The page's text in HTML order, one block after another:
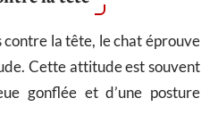
contre la tête, le chat éprouve
Cette attitude est souvent
gonflée et d’une posture